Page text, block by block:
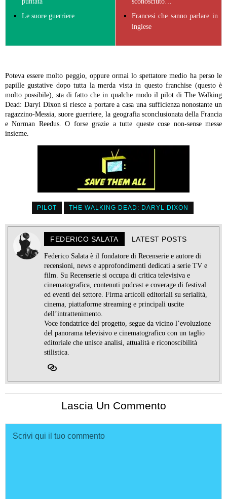
Le suore guerriere
Francesi che sanno parlare in
inglese
Poteva essere molto peggio, oppure ormai lo spettatore medio ha perso le
papille gustative dopo tutta la merda vista in questo franchise (questo è
molto possibile), sta di fatto che in qualche modo il pilot di The Walking
Dead: Daryl Dixon si riesce a portare a casa una sufficienza nonostante un
ragazzino-Messia, suore guerriere, la geografia sconclusionata della Francia
e Norman Reedus. O forse grazie a tutte queste cose non-sense messe
insieme.
PILOT THE WALKING DEAD: DARYL DIXON
FEDERICO SALATA LATEST POSTS
Federico Salata è il fondatore di Recenserie e autore di
recensioni, news e approfondimenti dedicati a serie TV e
film. Su Recenserie si occupa di critica televisiva e
cinematografica, contenuti podcast e coverage di festival
ed eventi del settore. Firma articoli editoriali su serialità,
cinema, piattaforme streaming e principali uscite
dell’intrattenimento.
Voce fondatrice del progetto, segue da vicino l’evoluzione
del panorama televisivo e cinematografico con un taglio
editoriale che unisce analisi, attualità e riconoscibilità
stilistica.
Lascia Un Commento